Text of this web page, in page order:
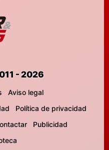
- 2026
Aviso legal
Política de privacidad
Publicidad